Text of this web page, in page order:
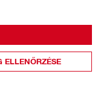
ELLENŐRZÉSE